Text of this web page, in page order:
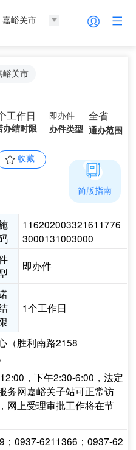
嘉峪关市
峪关市
工作日
办结时限
即办件
办件类型
全省
通办范围
收藏
116202003321611776
3000131003000
即办件
1个工作日
（胜利南路2158
，下午2:30-6:00，法定
务网嘉峪关子站可正常访
网上受理审批工作将在节
；0937-6211366；0937-62
简版指南